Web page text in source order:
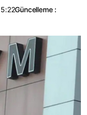
Güncelleme :